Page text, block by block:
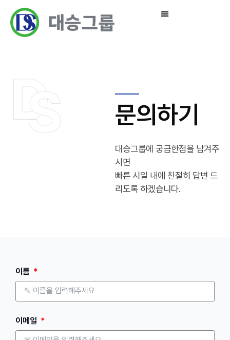
문의하기
대승그룹에 궁금한점을 남겨주
시면
빠른 시일 내에 친절히 답변 드
리도록 하겠습니다.
이름
이메일